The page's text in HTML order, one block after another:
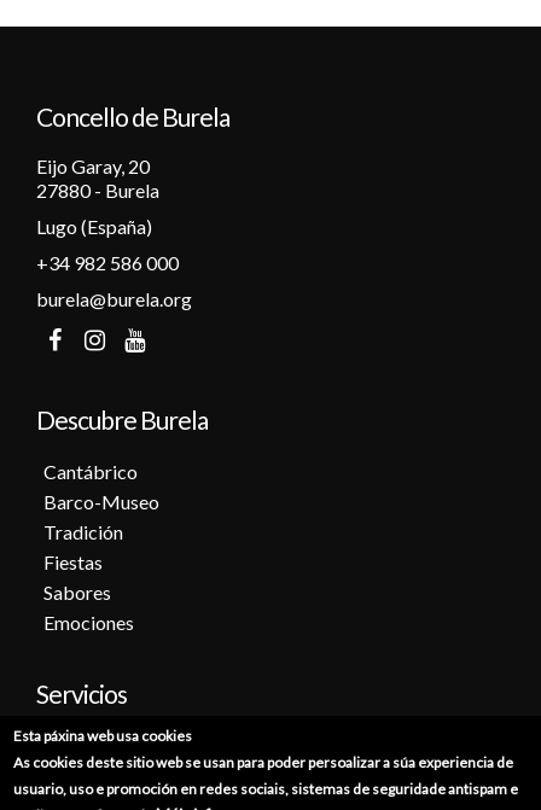
Concello de Burela
Eijo Garay, 20
27880 - Burela
Lugo (España)
+34 982 586 000
burela@burela.org
Descubre Burela
Cantábrico
Barco-Museo
Tradición
Fiestas
Sabores
Emociones
Servicios
Cita previa
Sede electrónica
Catálogo de trámites
Esta páxina web usa cookies
As cookies deste sitio web se usan para poder persoalizar a súa experiencia de
usuario, uso e promoción en redes sociais, sistemas de seguridade antispam e